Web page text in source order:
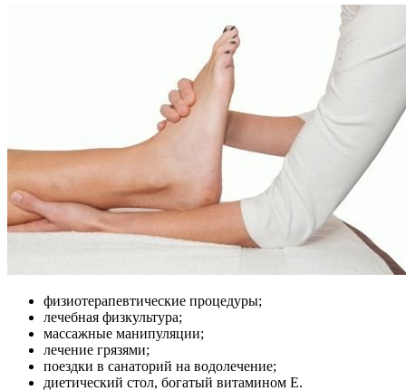
физиотерапевтические процедуры;
лечебная физкультура;
массажные манипуляции;
лечение грязями;
поездки в санаторий на водолечение;
диетический стол, богатый витамином Е.